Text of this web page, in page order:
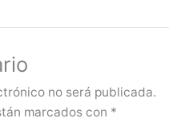
no será publicada.
marcados con *